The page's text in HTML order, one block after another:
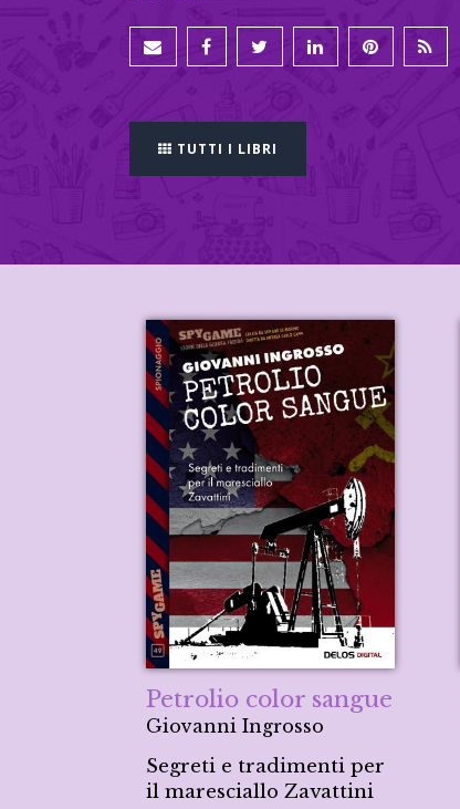
TUTTI I LIBRI
Petrolio color sangue
Giovanni Ingrosso
Segreti e tradimenti per
il maresciallo Zavattini